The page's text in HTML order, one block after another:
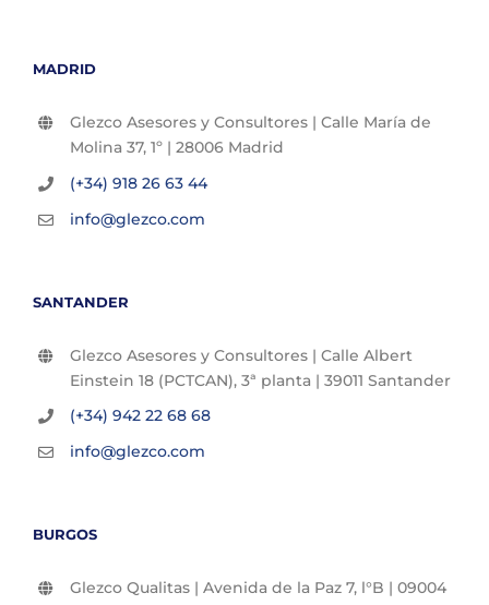
MADRID
Glezco Asesores y Consultores | Calle María de
Molina 37, 1º | 28006 Madrid
(+34) 918 26 63 44
info@glezco.com
SANTANDER
Glezco Asesores y Consultores | Calle Albert
Einstein 18 (PCTCAN), 3ª planta | 39011 Santander
(+34) 942 22 68 68
info@glezco.com
BURGOS
Glezco Qualitas | Avenida de la Paz 7, l°B | 09004